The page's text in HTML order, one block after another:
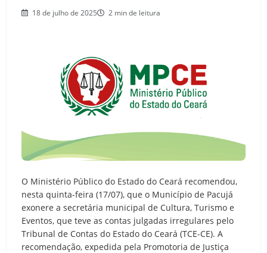
18 de julho de 2025 2 min de leitura
O Ministério Público do Estado do Ceará recomendou,
nesta quinta-feira (17/07), que o Município de Pacujá
exonere a secretária municipal de Cultura, Turismo e
Eventos, que teve as contas julgadas irregulares pelo
Tribunal de Contas do Estado do Ceará (TCE-CE). A
recomendação, expedida pela Promotoria de Justiça